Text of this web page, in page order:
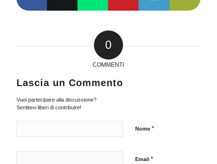
0
COMMENTI
Lascia un Commento
Vuoi partecipare alla discussione?
Sentitevi liberi di contribuire!
Nome *
Email *